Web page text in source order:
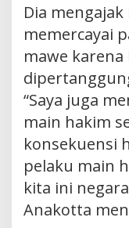
Dia
memercayai
mawe
“Saya juga
main hakim
konsekuensi
pelaku main
kita ini
Anakotta